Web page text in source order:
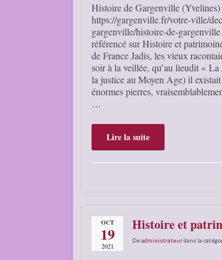
Histoire de Gargenville (Yvelines)
https://gargenville.fr/votre-ville/
gargenville/histoire-de-
référencé sur Histoire et
de France Jadis, les vieux
soir à la veillée, qu’au lieudit «
la justice au Moyen Age) il
énormes pierres,
…
Lire la suite
OCT
19
2021
Histoire et
Deadministrateurdans la